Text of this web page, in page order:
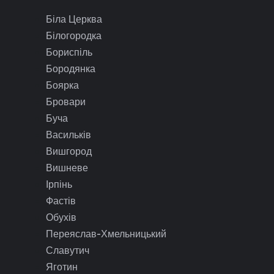
Біла Церква
Білогородка
Бориспіль
Бородянка
Боярка
Бровари
Буча
Васильків
Вишгород
Вишневе
Ірпінь
Фастів
Обухів
Переяслав-Хмельницький
Славутич
Яготин